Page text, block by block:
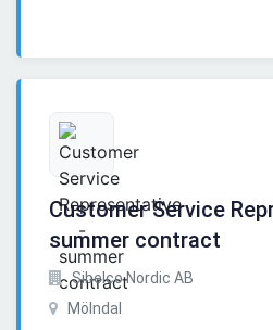
Customer Service
summer contract
Sibelco Nordic AB
Mölndal